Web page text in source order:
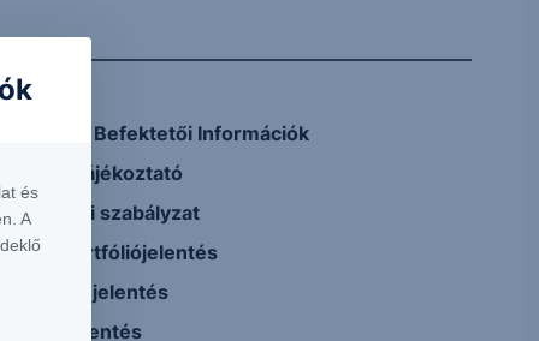
Kiemelt Befektetői Információk
Teljes tájékoztató
Kezelési szabályzat
Havi portfóliójelentés
Féléves jelentés
Éves jelentés
és
A